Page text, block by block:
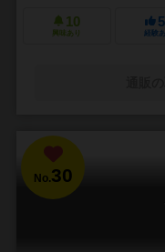
10
興味あり 経験あ
No.30